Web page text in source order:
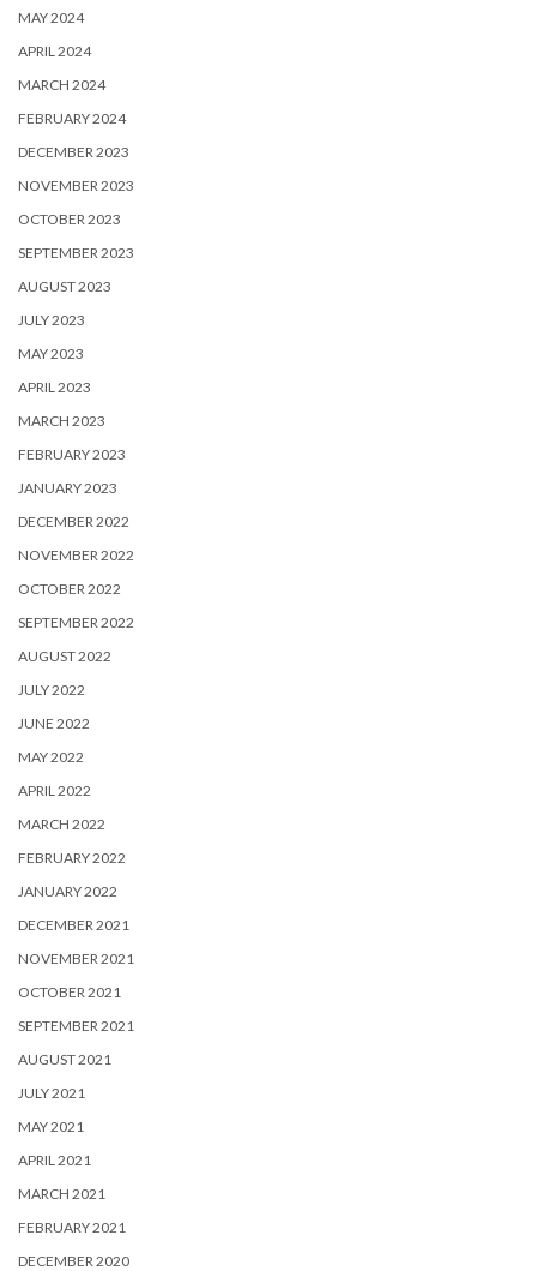
MAY 2024
APRIL 2024
MARCH 2024
FEBRUARY 2024
DECEMBER 2023
NOVEMBER 2023
OCTOBER 2023
SEPTEMBER 2023
AUGUST 2023
JULY 2023
MAY 2023
APRIL 2023
MARCH 2023
FEBRUARY 2023
JANUARY 2023
DECEMBER 2022
NOVEMBER 2022
OCTOBER 2022
SEPTEMBER 2022
AUGUST 2022
JULY 2022
JUNE 2022
MAY 2022
APRIL 2022
MARCH 2022
FEBRUARY 2022
JANUARY 2022
DECEMBER 2021
NOVEMBER 2021
OCTOBER 2021
SEPTEMBER 2021
AUGUST 2021
JULY 2021
MAY 2021
APRIL 2021
MARCH 2021
FEBRUARY 2021
DECEMBER 2020